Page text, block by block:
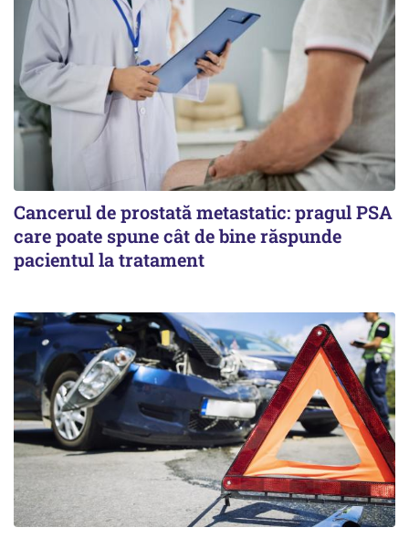
Cancerul de prostată metastatic: pragul PSA
care poate spune cât de bine răspunde
pacientul la tratament